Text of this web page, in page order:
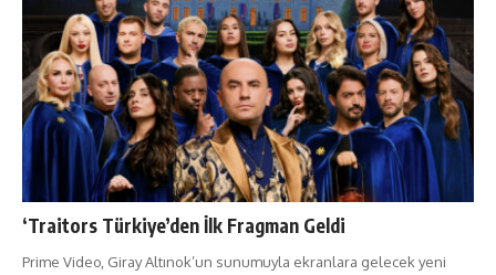
‘Traitors Türkiye’den İlk Fragman Geldi
Prime Video, Giray Altınok’un sunumuyla ekranlara gelecek yeni